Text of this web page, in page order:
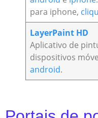
para iphone,
LayerPaint HD
Aplicativo de
dispositivos
android.